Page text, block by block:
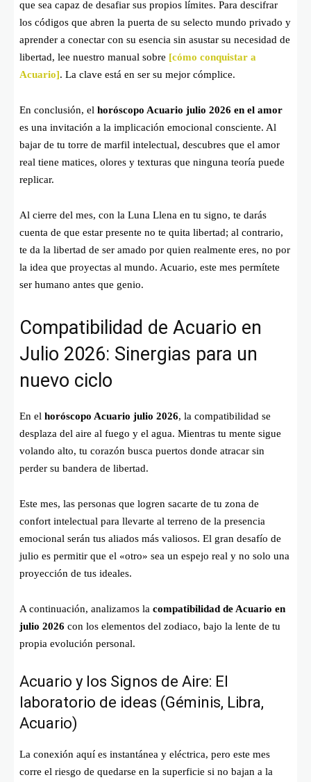
que sea capaz de desafiar sus propios límites. Para descifrar
los códigos que abren la puerta de su selecto mundo privado y
aprender a conectar con su esencia sin asustar su necesidad de
libertad, lee nuestro manual sobre [cómo conquistar a
Acuario]. La clave está en ser su mejor cómplice.
En conclusión, el horóscopo Acuario julio 2026 en el amor
es una invitación a la implicación emocional consciente. Al
bajar de tu torre de marfil intelectual, descubres que el amor
real tiene matices, olores y texturas que ninguna teoría puede
replicar.
Al cierre del mes, con la Luna Llena en tu signo, te darás
cuenta de que estar presente no te quita libertad; al contrario,
te da la libertad de ser amado por quien realmente eres, no por
la idea que proyectas al mundo. Acuario, este mes permítete
ser humano antes que genio.
Compatibilidad de Acuario en
Julio 2026: Sinergias para un
nuevo ciclo
En el horóscopo Acuario julio 2026, la compatibilidad se
desplaza del aire al fuego y el agua. Mientras tu mente sigue
volando alto, tu corazón busca puertos donde atracar sin
perder su bandera de libertad.
Este mes, las personas que logren sacarte de tu zona de
confort intelectual para llevarte al terreno de la presencia
emocional serán tus aliados más valiosos. El gran desafío de
julio es permitir que el «otro» sea un espejo real y no solo una
proyección de tus ideales.
A continuación, analizamos la compatibilidad de Acuario en
julio 2026 con los elementos del zodiaco, bajo la lente de tu
propia evolución personal.
Acuario y los Signos de Aire: El
laboratorio de ideas (Géminis, Libra,
Acuario)
La conexión aquí es instantánea y eléctrica, pero este mes
corre el riesgo de quedarse en la superficie si no bajan a la